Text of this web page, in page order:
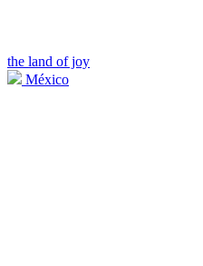
the land of joy
México